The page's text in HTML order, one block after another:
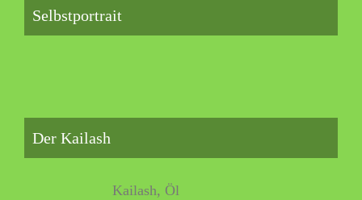
Selbstportrait
Der Kailash
Kailash, Öl